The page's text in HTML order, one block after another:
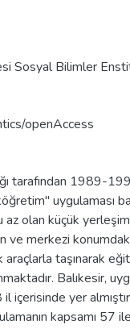
Sosyal Bilimler
openAccess
tarafından 1989-
uygulaması
az olan küçük
ve merkezi
araçlarla taşınarak
Balıkesir,
il içerisinde yer
kapsamı 57 ile